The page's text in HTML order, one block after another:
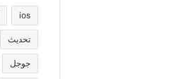
ios
تحديث
جوجل